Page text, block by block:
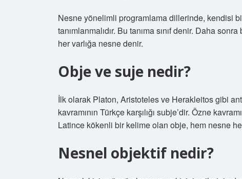
Nesne yönelimli programlama dillerinde, kendisi
tanımlanmalıdır. Bu tanıma sınıf denir. Daha
her varlığa nesne denir.
Obje ve suje nedir?
İlk olarak Platon, Aristoteles ve Herakleitos gibi
kavramının Türkçe karşılığı subje’dir. Özne
Latince kökenli bir kelime olan obje, hem nesne
Nesnel objektif nedir?